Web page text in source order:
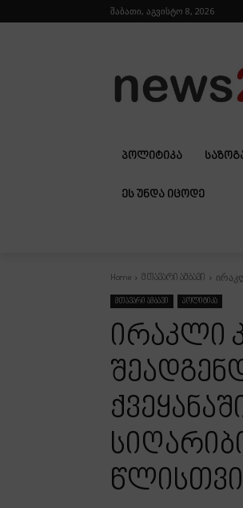
შაბათი, აგვისტო 8, 2026
ᲞᲝᲚᲘᲢᲘᲙᲐ
ᲔᲡ ᲣᲜᲓᲐ ᲘᲪᲝᲓᲔ
Home მთავარი ამბავი
მთავარი ამბავი პოლიტიკა
ირაკლი